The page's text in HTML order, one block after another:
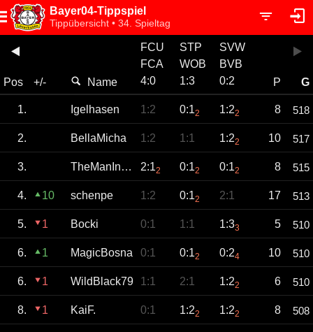
Bayer04-Tippspiel
Tippübersicht • 34. Spieltag
Pos +/- Name
FCU
FCA
4:0
STP
WOB
1:3
SVW
BVB
0:2 P G
1. Igelhasen 1:2 0:12 1:22 8 518
2. BellaMicha 1:2 1:1 1:22 10 517
3. TheManInTheSuit 2:12 0:12 0:12 8 515
4. 10 schenpe 1:2 0:12 2:1 17 513
5. 1 Bocki 0:1 1:1 1:33 5 510
6. 1 MagicBosna 0:1 0:12 0:24 10 510
6. 1 WildBlack79 1:1 2:1 1:22 6 510
8. 1 KaiF. 0:1 1:22 1:22 8 508